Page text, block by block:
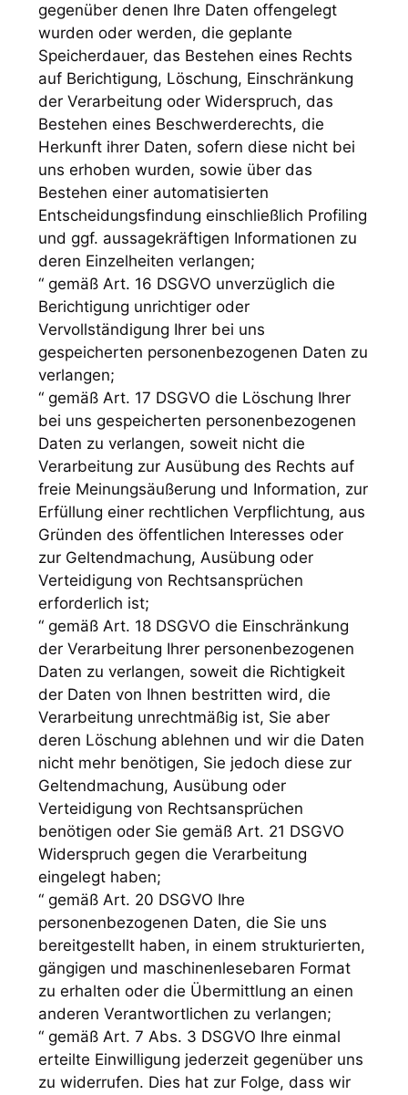
gegenüber denen Ihre Daten offengelegt
wurden oder werden, die geplante
Speicherdauer, das Bestehen eines Rechts
auf Berichtigung, Löschung, Einschränkung
der Verarbeitung oder Widerspruch, das
Bestehen eines Beschwerderechts, die
Herkunft ihrer Daten, sofern diese nicht bei
uns erhoben wurden, sowie über das
Bestehen einer automatisierten
Entscheidungsfindung einschließlich Profiling
und ggf. aussagekräftigen Informationen zu
deren Einzelheiten verlangen;
“ gemäß Art. 16 DSGVO unverzüglich die
Berichtigung unrichtiger oder
Vervollständigung Ihrer bei uns
gespeicherten personenbezogenen Daten zu
verlangen;
“ gemäß Art. 17 DSGVO die Löschung Ihrer
bei uns gespeicherten personenbezogenen
Daten zu verlangen, soweit nicht die
Verarbeitung zur Ausübung des Rechts auf
freie Meinungsäußerung und Information, zur
Erfüllung einer rechtlichen Verpflichtung, aus
Gründen des öffentlichen Interesses oder
zur Geltendmachung, Ausübung oder
Verteidigung von Rechtsansprüchen
erforderlich ist;
“ gemäß Art. 18 DSGVO die Einschränkung
der Verarbeitung Ihrer personenbezogenen
Daten zu verlangen, soweit die Richtigkeit
der Daten von Ihnen bestritten wird, die
Verarbeitung unrechtmäßig ist, Sie aber
deren Löschung ablehnen und wir die Daten
nicht mehr benötigen, Sie jedoch diese zur
Geltendmachung, Ausübung oder
Verteidigung von Rechtsansprüchen
benötigen oder Sie gemäß Art. 21 DSGVO
Widerspruch gegen die Verarbeitung
eingelegt haben;
“ gemäß Art. 20 DSGVO Ihre
personenbezogenen Daten, die Sie uns
bereitgestellt haben, in einem strukturierten,
gängigen und maschinenlesebaren Format
zu erhalten oder die Übermittlung an einen
anderen Verantwortlichen zu verlangen;
“ gemäß Art. 7 Abs. 3 DSGVO Ihre einmal
erteilte Einwilligung jederzeit gegenüber uns
zu widerrufen. Dies hat zur Folge, dass wir